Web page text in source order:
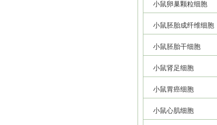
小鼠卵巢颗粒细胞
小鼠胚胎成纤维细胞
小鼠胚胎干细胞
小鼠肾足细胞
小鼠胃癌细胞
小鼠心肌细胞